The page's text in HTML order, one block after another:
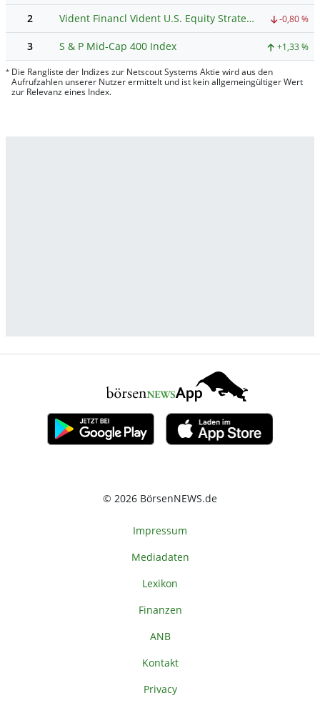
2 Vident Financl Vident U.S. Equity Strategy ETF Index -0,80 %
3 S & P Mid-Cap 400 Index +1,33 %
* Die Rangliste der Indizes zur Netscout Systems Aktie wird aus den
Aufrufzahlen unserer Nutzer ermittelt und ist kein allgemeingültiger Wert
zur Relevanz eines Index.
© 2026 BörsenNEWS.de
Impressum
Mediadaten
Lexikon
Finanzen
ANB
Kontakt
Privacy